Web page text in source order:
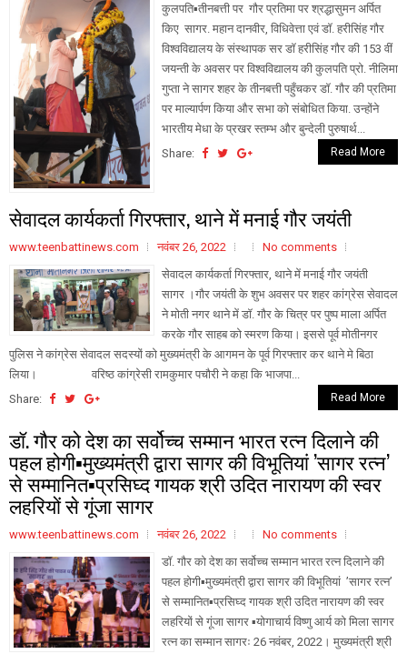
कुलपति▪️तीनबत्ती पर गौर प्रतिमा पर श्रद्धासुमन अर्पित
किए सागर. महान दानवीर, विधिवेत्ता एवं डॉ. हरीसिंह गौर
विश्वविद्यालय के संस्थापक सर डॉ हरीसिंह गौर की 153 वीं
जयन्ती के अवसर पर विश्वविद्यालय की कुलपति प्रो. नीलिमा
गुप्ता ने सागर शहर के तीनबत्ती पहुँचकर डॉ. गौर की प्रतिमा
पर माल्यार्पण किया और सभा को संबोधित किया. उन्होंने
भारतीय मेधा के प्रखर स्तम्भ और बुन्देली पुरुषार्थ...
Share:
Read More
सेवादल कार्यकर्ता गिरफ्तार, थाने में मनाई गौर जयंती
www.teenbattinews.com नवंबर 26, 2022
No comments
सेवादल कार्यकर्ता गिरफ्तार, थाने में मनाई गौर जयंती
सागर ।गौर जयंती के शुभ अवसर पर शहर कांग्रेस सेवादल
ने मोती नगर थाने में डॉ. गौर के चित्र पर पुष्प माला अर्पित
करके गौर साहब को स्मरण किया। इससे पूर्व मोतीनगर
पुलिस ने कांग्रेस सेवादल सदस्यों को मुख्यमंत्री के आगमन के पूर्व गिरफ्तार कर थाने मे बिठा
लिया। वरिष्ठ कांग्रेसी रामकुमार पचौरी ने कहा कि भाजपा...
Share:
Read More
डॉ. गौर को देश का सर्वोच्च सम्मान भारत रत्न दिलाने की
पहल होगी▪️मुख्यमंत्री द्वारा सागर की विभूतियां ’सागर रत्न’
से सम्मानित▪️प्रसिघ्द गायक श्री उदित नारायण की स्वर
लहरियों से गूंजा सागर
www.teenbattinews.com नवंबर 26, 2022
No comments
डॉ. गौर को देश का सर्वोच्च सम्मान भारत रत्न दिलाने की
पहल होगी▪️मुख्यमंत्री द्वारा सागर की विभूतियां ’सागर रत्न’
से सम्मानित▪️प्रसिघ्द गायक श्री उदित नारायण की स्वर
लहरियों से गूंजा सागर ▪️योगाचार्य विष्णु आर्य को मिला सागर
रत्न का सम्मान सागरः 26 नवंबर, 2022। मुख्यमंत्री श्री